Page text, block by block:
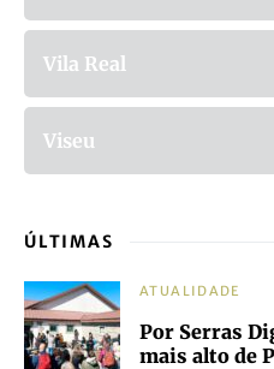
Vila Real
Viseu
ÚLTIMAS
ATUALIDADE
Por Serras
mais alto de